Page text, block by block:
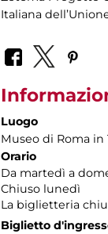
Italiana
Luogo
Museo di Roma in
Orario
Da martedì a
Chiuso lunedì
La biglietteria
Biglietto